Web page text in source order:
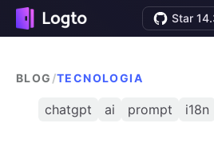
Star
BLOG /TECNOLOGIA
chatgpt ai prompt i18n